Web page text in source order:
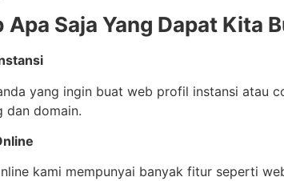
Apa Saja Yang Dapat Kita
yang ingin buat web profil instansi atau
dan domain.
kami mempunyai banyak fitur seperti